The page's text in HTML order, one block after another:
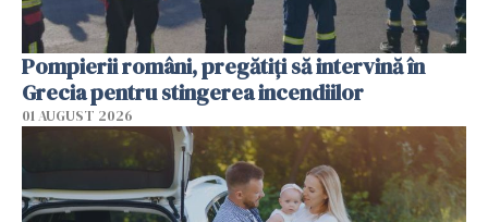
Pompierii români, pregătiţi să intervină în
Grecia pentru stingerea incendiilor
01 AUGUST 2026